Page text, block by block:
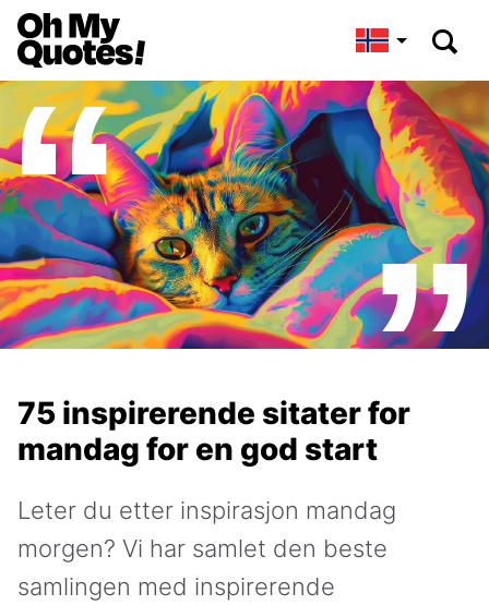
75 inspirerende sitater for
mandag for en god start
Leter du etter inspirasjon mandag
morgen? Vi har samlet den beste
samlingen med inspirerende